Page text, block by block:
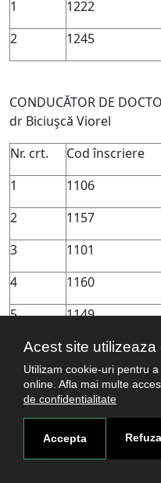
Acest site utilizeaza
Utilizam cookie-uri pentru
online. Afla mai multe
de confidentialitate
Accepta Refuza
1
1222
2
1245
CONDUCĂTOR DE
dr Biciuşcă Viorel
Nr. crt.
Cod înscriere
1
1106
2
1157
3
1101
4
1160
5
1149
CONDUCĂTOR DE
Mihail Virgil
Cod înscriere
1199